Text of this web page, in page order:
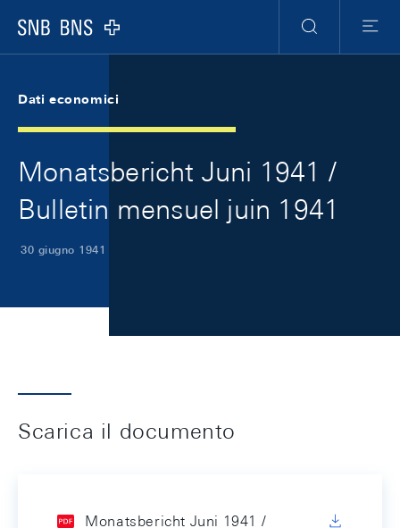
Logo
Ricerca
Menu
Dati economici
Monatsbericht Juni 1941 /
Bulletin mensuel juin 1941
30 giugno 1941
Scarica il documento
Monatsbericht Juni 1941 /